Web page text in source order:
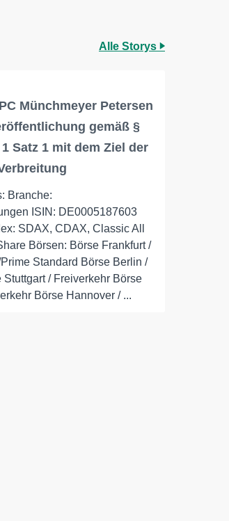
Alle Storys
Münchmeyer Petersen
gemäß §
Satz 1 mit dem Ziel der
Branche:
ISIN: DE0005187603
SDAX, CDAX, Classic All
Börsen: Börse Frankfurt /
Standard Börse Berlin /
Stuttgart / Freiverkehr Börse
Börse Hannover / ...